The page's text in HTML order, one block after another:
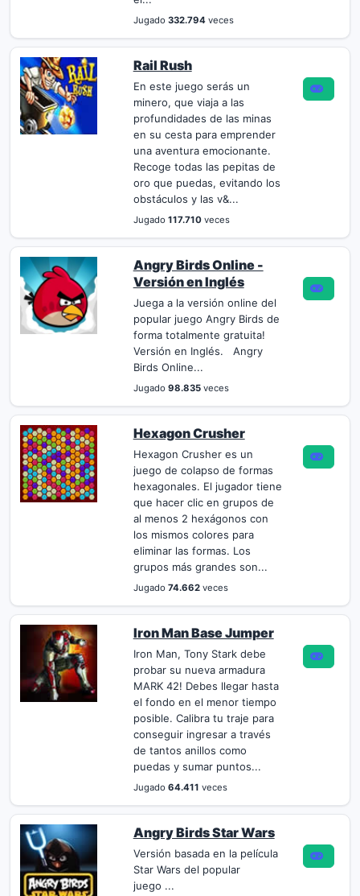
Jugado 332.794veces
Rail Rush
En este juego serás un
minero, que viaja a las
profundidades de las minas
en su cesta para emprender
una aventura emocionante.
Recoge todas las pepitas de
oro que puedas, evitando los
obstáculos y las v&...
Jugado 117.710veces
Angry Birds Online -
Versión en Inglés
Juega a la versión online del
popular juego Angry Birds de
forma totalmente gratuita!
Versión en Inglés. Angry
Birds Online...
Jugado 98.835veces
Hexagon Crusher
Hexagon Crusher es un
juego de colapso de formas
hexagonales. El jugador tiene
que hacer clic en grupos de
al menos 2 hexágonos con
los mismos colores para
eliminar las formas. Los
grupos más grandes son...
Jugado 74.662veces
Iron Man Base Jumper
Iron Man, Tony Stark debe
probar su nueva armadura
MARK 42! Debes llegar hasta
el fondo en el menor tiempo
posible. Calibra tu traje para
conseguir ingresar a través
de tantos anillos como
puedas y sumar puntos...
Jugado 64.411 veces
Angry Birds Star Wars
Versión basada en la película
Star Wars del popular
juego ...